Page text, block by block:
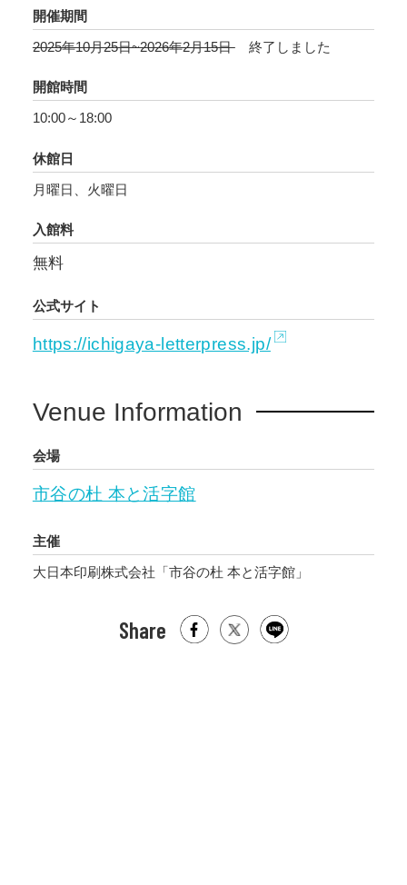
る質感や光沢、ホログラム箔の多彩さなどをじ
っくりご覧いただけます。私たちを魅了してや
まないキラキラの輝きを、ぜひ感じてみてくだ
さい。
開催期間
2025年10月25日~2026年2月15日
終了しました
開館時間
10:00～18:00
休館日
月曜日、火曜日
入館料
無料
公式サイト
https://ichigaya-letterpress.jp/
Venue Information
会場
市谷の杜 本と活字館
主催
大日本印刷株式会社「市谷の杜 本と活字館」
Share